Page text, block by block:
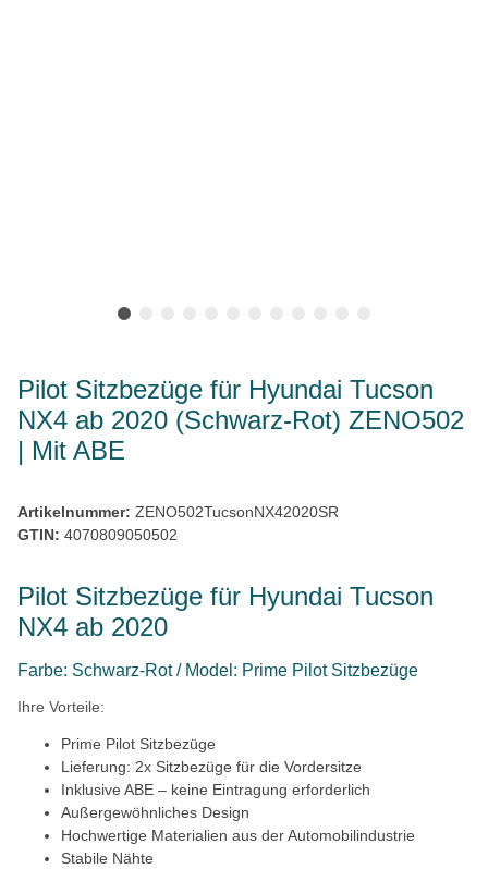
Pilot Sitzbezüge für Hyundai Tucson
NX4 ab 2020 (Schwarz-Rot) ZENO502
| Mit ABE
Artikelnummer: ZENO502TucsonNX42020SR
GTIN: 4070809050502
Pilot Sitzbezüge für Hyundai Tucson
NX4 ab 2020
Farbe: Schwarz-Rot / Model: Prime Pilot Sitzbezüge
Ihre Vorteile:
Prime Pilot Sitzbezüge
Lieferung: 2x Sitzbezüge für die Vordersitze
Inklusive ABE – keine Eintragung erforderlich
Außergewöhnliches Design
Hochwertige Materialien aus der Automobilindustrie
Stabile Nähte